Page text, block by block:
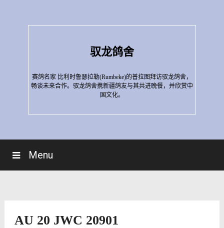
驭龙鸽舍
赛鸽名家 比利时鲁瑟拉勒(Rumbeke)的普拉图拜访驭龙鸽舍，
畅谈未来合作。驭龙鸽舍携新疆鸽友与其共进晚餐，并欣赏中
国文化。
Menu
AU 20 JWC 20901